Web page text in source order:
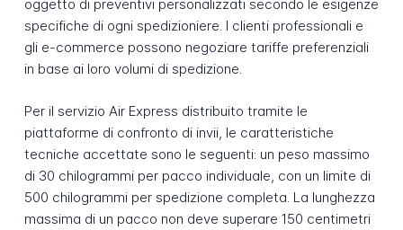
oggetto di preventivi personalizzati secondo le esigenze
specifiche di ogni spedizioniere. I clienti professionali e
gli e-commerce possono negoziare tariffe preferenziali
in base ai loro volumi di spedizione.
Per il servizio Air Express distribuito tramite le
piattaforme di confronto di invii, le caratteristiche
tecniche accettate sono le seguenti: un peso massimo
di 30 chilogrammi per pacco individuale, con un limite di
500 chilogrammi per spedizione completa. La lunghezza
massima di un pacco non deve superare 150 centimetri